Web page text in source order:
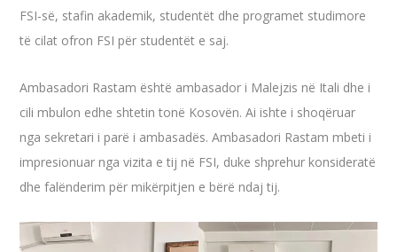
FSI-së, stafin akademik, studentët dhe programet studimore
të cilat ofron FSI për studentët e saj.
Ambasadori Rastam është ambasador i Malejzis në Itali dhe i
cili mbulon edhe shtetin tonë Kosovën. Ai ishte i shoqëruar
nga sekretari i parë i ambasadës. Ambasadori Rastam mbeti i
impresionuar nga vizita e tij në FSI, duke shprehur konsideratë
dhe falënderim për mikërpitjen e bërë ndaj tij.